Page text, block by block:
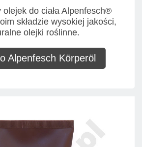
olejek do ciała Alpenfesch®
składzie wysokiej jakości,
olejki roślinne.
Alpenfesch Körperöl